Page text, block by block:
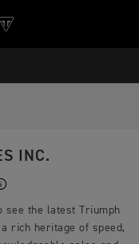
INC.
see the latest Triumph
rich heritage of speed,